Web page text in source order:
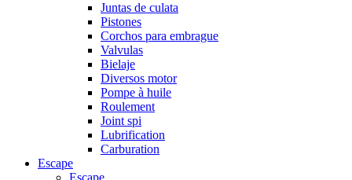
Juntas de culata
Pistones
Corchos para embrague
Valvulas
Bielaje
Diversos motor
Pompe à huile
Roulement
Joint spi
Lubrification
Carburation
Escape